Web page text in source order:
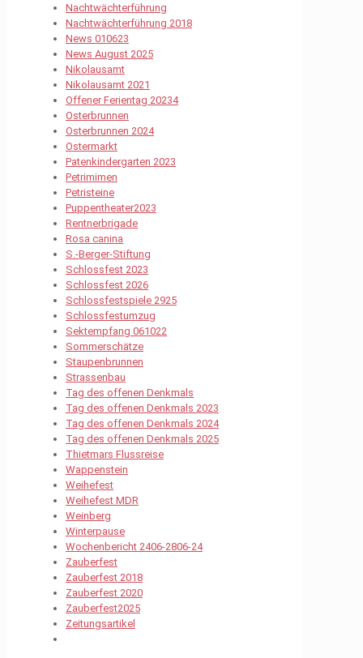
Nachtwächterführung
Nachtwächterführung 2018
News 010623
News August 2025
Nikolausamt
Nikolausamt 2021
Offener Ferientag 20234
Osterbrunnen
Osterbrunnen 2024
Ostermarkt
Patenkindergarten 2023
Petrimimen
Petristeine
Puppentheater2023
Rentnerbrigade
Rosa canina
S.-Berger-Stiftung
Schlossfest 2023
Schlossfest 2026
Schlossfestspiele 2925
Schlossfestumzug
Sektempfang 061022
Sommerschätze
Staupenbrunnen
Strassenbau
Tag des offenen Denkmals
Tag des offenen Denkmals 2023
Tag des offenen Denkmals 2024
Tag des offenen Denkmals 2025
Thietmars Flussreise
Wappenstein
Weihefest
Weihefest MDR
Weinberg
Winterpause
Wochenbericht 2406-2806-24
Zauberfest
Zauberfest 2018
Zauberfest 2020
Zauberfest2025
Zeitungsartikel